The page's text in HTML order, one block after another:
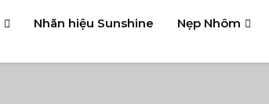
Nhãn hiệu Sunshine Nẹp Nhôm